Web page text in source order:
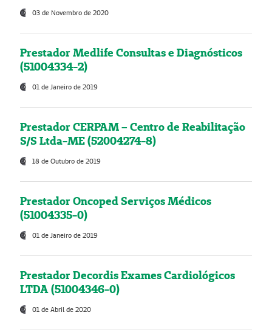
03 de Novembro de 2020
Prestador Medlife Consultas e Diagnósticos
(51004334-2)
01 de Janeiro de 2019
Prestador CERPAM – Centro de Reabilitação
S/S Ltda-ME (52004274-8)
18 de Outubro de 2019
Prestador Oncoped Serviços Médicos
(51004335-0)
01 de Janeiro de 2019
Prestador Decordis Exames Cardiológicos
LTDA (51004346-0)
01 de Abril de 2020